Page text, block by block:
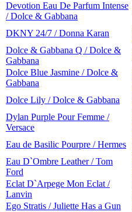
Devotion Eau De Parfum Intense
/ Dolce & Gabbana
DKNY 24/7 / Donna Karan
Dolce & Gabbana Q / Dolce &
Gabbana
Dolce Blue Jasmine / Dolce &
Gabbana
Dolce Lily / Dolce & Gabbana
Dylan Purple Pour Femme /
Versace
Eau de Basilic Pourpre / Hermes
Eau D`Ombre Leather / Tom
Ford
Eclat D`Arpege Mon Eclat /
Lanvin
Ego Stratis / Juliette Has a Gun